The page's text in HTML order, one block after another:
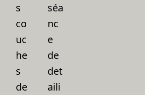
s
co
uc
he
s
de
séa
nc
e
de
det
aili